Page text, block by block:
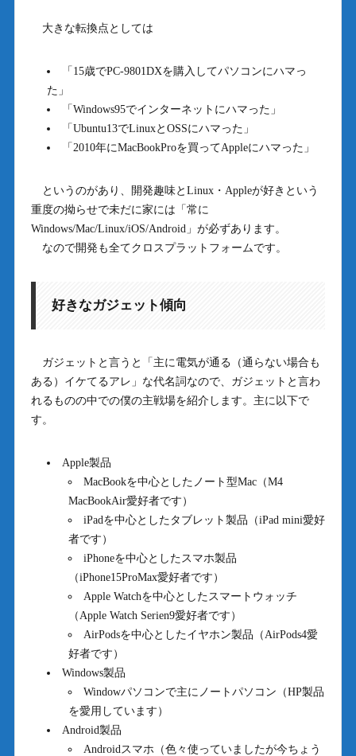
大きな転換点としては
「15歳でPC-9801DXを購入してパソコンにハマっ
た」
「Windows95でインターネットにハマった」
「Ubuntu13でLinuxとOSSにハマった」
「2010年にMacBookProを買ってAppleにハマった」
というのがあり、開発趣味とLinux・Appleが好きという
重度の拗らせで未だに家には「常に
Windows/Mac/Linux/iOS/Android」が必ずあります。
なので開発も全てクロスプラットフォームです。
好きなガジェット傾向
ガジェットと言うと「主に電気が通る（通らない場合も
ある）イケてるアレ」な代名詞なので、ガジェットと言わ
れるものの中での僕の主戦場を紹介します。主に以下で
す。
Apple製品
MacBookを中心としたノート型Mac（M4
MacBookAir愛好者です）
iPadを中心としたタブレット製品（iPad mini愛好
者です）
iPhoneを中心としたスマホ製品
（iPhone15ProMax愛好者です）
Apple Watchを中心としたスマートウォッチ
（Apple Watch Serien9愛好者です）
AirPodsを中心としたイヤホン製品（AirPods4愛
好者です）
Windows製品
Windowパソコンで主にノートパソコン（HP製品
を愛用しています）
Android製品
Androidスマホ（色々使っていましたが今ちょう